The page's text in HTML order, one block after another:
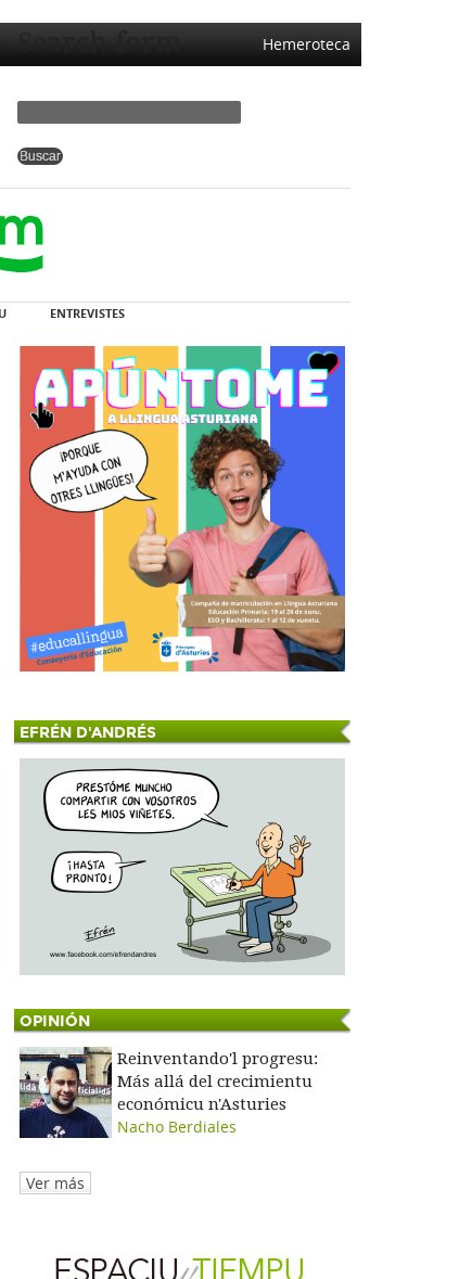
Hemeroteca
Search form
ENTREVISTES
EFRÉN D'ANDRÉS
OPINIÓN
Reinventando'l progresu:
Más allá del crecimientu
económicu n'Asturies
Nacho Berdiales
Ver más